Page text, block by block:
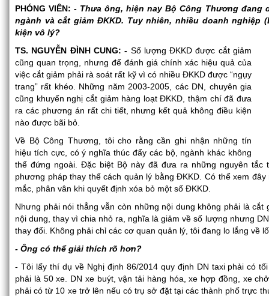
PHÓNG VIÊN: - Thưa ông, hiện nay Bộ Công Thương đang
ngành và cắt giảm ĐKKD. Tuy nhiên, nhiều doanh nghiệp
kiện vô lý?
TS. NGUYỄN ĐÌNH CUNG: - Số lượng ĐKKD được cắt giảm
cũng quan trọng, nhưng để đánh giá chính xác hiệu quả của
việc cắt giảm phải rà soát rất kỹ vì có nhiều ĐKKD được “ngụy
trang” rất khéo. Những năm 2003-2005, các DN, chuyên gia
cũng khuyến nghị cắt giảm hàng loạt ĐKKD, thậm chí đã đưa
ra các phương án rất chi tiết, nhưng kết quả không điều kiện
nào được bãi bỏ.
Về Bộ Công Thương, tôi cho rằng cần ghi nhận những tín
hiệu tích cực, có ý nghĩa thúc đẩy các bộ, ngành khác không
thể đứng ngoài. Đặc biệt Bộ này đã đưa ra những nguyên tắc
phương pháp thay thế cách quản lý bằng ĐKKD. Có thể xem
mắc, phân vân khi quyết định xóa bỏ một số ĐKKD.
Nhưng phải nói thẳng vẫn còn những nội dung không phải là cắt
nội dung, thay vì chia nhỏ ra, nghĩa là giảm về số lượng nhưng
thay đổi. Không phải chỉ các cơ quan quản lý, tôi đang lo lắng về
- Ông có thể giải thích rõ hơn?
- Tôi lấy thí dụ về Nghị định 86/2014 quy định DN taxi phải có
phải là 50 xe. DN xe buýt, vận tải hàng hóa, xe hợp đồng, xe
phải có từ 10 xe trở lên nếu có trụ sở đặt tại các thành phố trực